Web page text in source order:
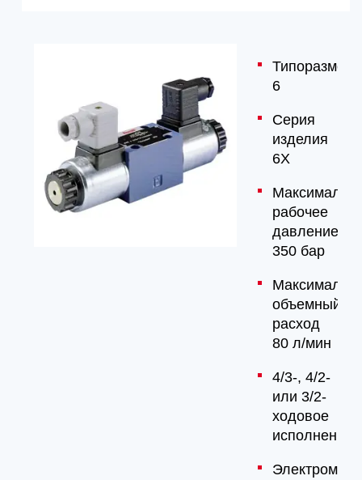
Типоразмер
6
Серия
изделия
6X
рабочее
давление
350 бар
объемный
расход
80 л/мин
4/3-, 4/2-
или 3/2-
ходовое
исполнение